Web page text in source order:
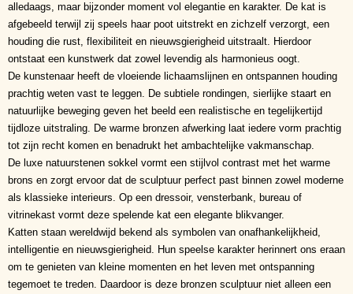
alledaags, maar bijzonder moment vol elegantie en karakter. De kat is
afgebeeld terwijl zij speels haar poot uitstrekt en zichzelf verzorgt, een
houding die rust, flexibiliteit en nieuwsgierigheid uitstraalt. Hierdoor
ontstaat een kunstwerk dat zowel levendig als harmonieus oogt.
De kunstenaar heeft de vloeiende lichaamslijnen en ontspannen houding
prachtig weten vast te leggen. De subtiele rondingen, sierlijke staart en
natuurlijke beweging geven het beeld een realistische en tegelijkertijd
tijdloze uitstraling. De warme bronzen afwerking laat iedere vorm prachtig
tot zijn recht komen en benadrukt het ambachtelijke vakmanschap.
De luxe natuurstenen sokkel vormt een stijlvol contrast met het warme
brons en zorgt ervoor dat de sculptuur perfect past binnen zowel moderne
als klassieke interieurs. Op een dressoir, vensterbank, bureau of
vitrinekast vormt deze spelende kat een elegante blikvanger.
Katten staan wereldwijd bekend als symbolen van onafhankelijkheid,
intelligentie en nieuwsgierigheid. Hun speelse karakter herinnert ons eraan
om te genieten van kleine momenten en het leven met ontspanning
tegemoet te treden. Daardoor is deze bronzen sculptuur niet alleen een